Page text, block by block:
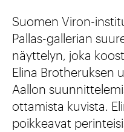
Suomen Viron-
Pallas-gallerian
näyttelyn, joka
Elina Brotheruksen
Aallon
ottamista kuvista.
poikkeavat